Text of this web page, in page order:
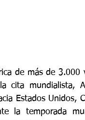
de más de
cita mundialista,
Estados Unidos,
la temporada